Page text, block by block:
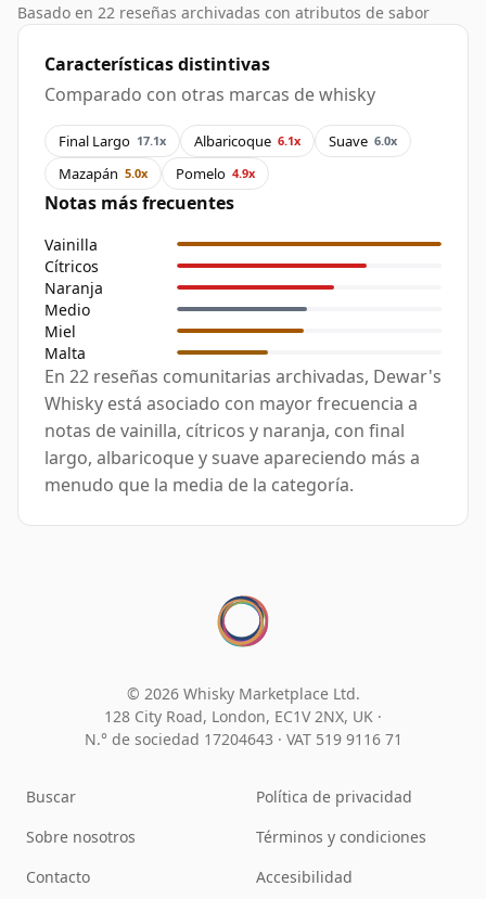
Basado en 22 reseñas archivadas con atributos de sabor
Características distintivas
Comparado con otras marcas de whisky
Final Largo 17.1x Albaricoque 6.1x Suave 6.0x
Mazapán 5.0x Pomelo 4.9x
Notas más frecuentes
Vainilla
Cítricos
Naranja
Medio
Miel
Malta
En 22 reseñas comunitarias archivadas, Dewar's
Whisky está asociado con mayor frecuencia a
notas de vainilla, cítricos y naranja, con final
largo, albaricoque y suave apareciendo más a
menudo que la media de la categoría.
© 2026 Whisky Marketplace Ltd.
128 City Road, London, EC1V 2NX, UK ·
N.° de sociedad 17204643 · VAT 519 9116 71
Buscar
Sobre nosotros
Contacto
Política de privacidad
Términos y condiciones
Accesibilidad